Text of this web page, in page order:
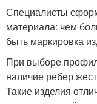
Специалисты
материала: чем
быть маркировка
При выборе
наличие ребер
Такие изделия